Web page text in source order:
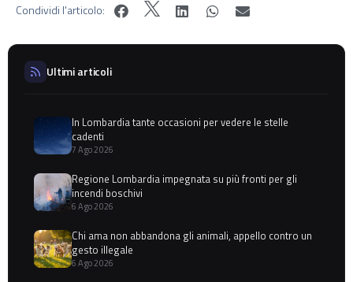
Condividi l'articolo:
Ultimi articoli
In Lombardia tante occasioni per vedere le stelle
cadenti
7 Ago 2026
Regione Lombardia impegnata su più fronti per gli
incendi boschivi
6 Ago 2026
Chi ama non abbandona gli animali, appello contro un
gesto illegale
6 Ago 2026